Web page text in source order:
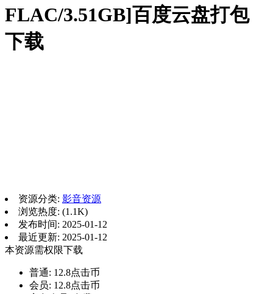
FLAC/3.51GB]百度云盘打包
下载
资源分类: 影音资源
浏览热度: (1.1K)
发布时间: 2025-01-12
最近更新: 2025-01-12
本资源需权限下载
普通: 12.8点击币
会员: 12.8点击币